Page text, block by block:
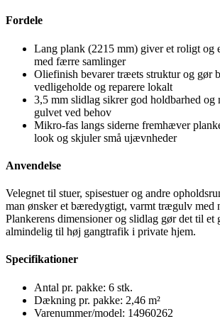
Fordele
Lang plank (2215 mm) giver et roligt og
med færre samlinger
Oliefinish bevarer træets struktur og gør
vedligeholde og reparere lokalt
3,5 mm slidlag sikrer god holdbarhed og
gulvet ved behov
Mikro-fas langs siderne fremhæver
look og skjuler små ujævnheder
Anvendelse
Velegnet til stuer, spisestuer og andre
man ønsker et bæredygtigt, varmt trægulv med
Plankerens dimensioner og slidlag gør det til et
almindelig til høj gangtrafik i private hjem.
Specifikationer
Antal pr. pakke: 6 stk.
Dækning pr. pakke: 2,46 m²
Varenummer/model: 14960262